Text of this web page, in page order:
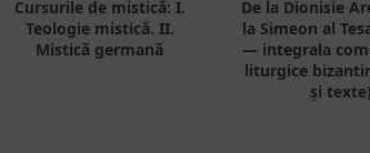
Cursurile de mistică: I.
Teologie mistică. II.
Mistică germană
De la Dionisie
la Simeon al
— integrala
liturgice
și texte)